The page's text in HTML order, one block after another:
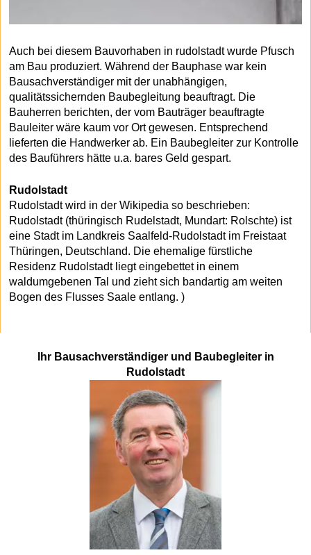
Ihr Bausachverständiger und Baubegleiter in
Rudolstadt
Auch bei diesem Bauvorhaben in rudolstadt wurde Pfusch
am Bau produziert. Während der Bauphase war kein
Bausachverständiger mit der unabhängigen,
qualitätssichernden Baubegleitung beauftragt. Die
Bauherren berichten, der vom Bauträger beauftragte
Bauleiter wäre kaum vor Ort gewesen. Entsprechend
lieferten die Handwerker ab. Ein Baubegleiter zur Kontrolle
des Bauführers hätte u.a. bares Geld gespart.
Rudolstadt
Rudolstadt wird in der Wikipedia so beschrieben:
Rudolstadt (thüringisch Rudelstadt, Mundart: Rolschte) ist
eine Stadt im Landkreis Saalfeld-Rudolstadt im Freistaat
Thüringen, Deutschland. Die ehemalige fürstliche
Residenz Rudolstadt liegt eingebettet in einem
waldumgebenen Tal und zieht sich bandartig am weiten
Bogen des Flusses Saale entlang. )